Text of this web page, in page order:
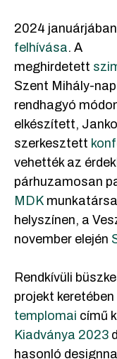
2024
felhívása. A
meghirdetett
Szent Mihály-
rendhagyó
elkészített,
szerkesztett
vehették az
párhuzamosan
MDK
helyszínen, a
november elején
Rendkívüli
projekt
templomai című
Kiadványa 2023
hasonló